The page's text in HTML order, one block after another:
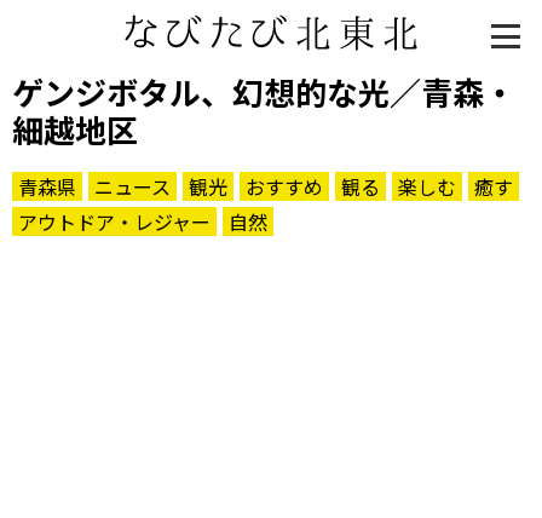
ゲンジボタル、幻想的な光／青森・
細越地区
青森県 ニュース 観光 おすすめ 観る 楽しむ
癒す
アウトドア・レジャー
自然